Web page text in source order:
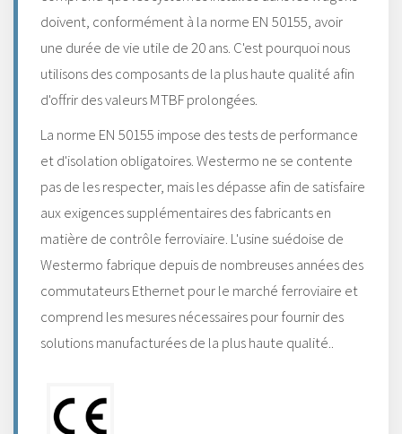
doivent, conformément à la norme EN 50155, avoir
une durée de vie utile de 20 ans. C'est pourquoi nous
utilisons des composants de la plus haute qualité afin
d'offrir des valeurs MTBF prolongées.
La norme EN 50155 impose des tests de performance
et d'isolation obligatoires. Westermo ne se contente
pas de les respecter, mais les dépasse afin de satisfaire
aux exigences supplémentaires des fabricants en
matière de contrôle ferroviaire. L'usine suédoise de
Westermo fabrique depuis de nombreuses années des
commutateurs Ethernet pour le marché ferroviaire et
comprend les mesures nécessaires pour fournir des
solutions manufacturées de la plus haute qualité..